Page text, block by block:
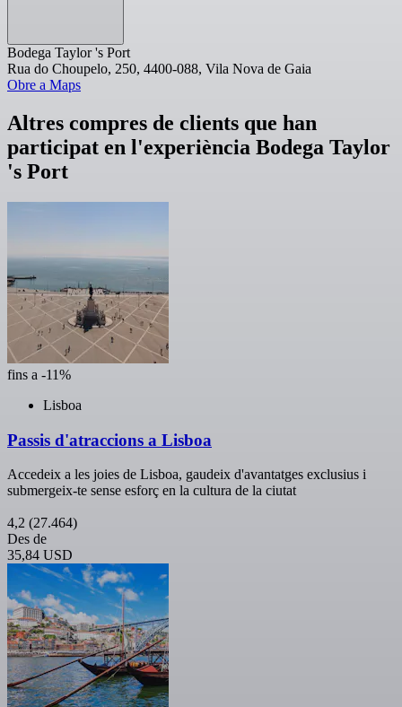
Bodega Taylor 's Port
Rua do Choupelo, 250, 4400-088, Vila Nova de Gaia
Obre a Maps
Altres compres de clients que han
participat en l'experiència Bodega Taylor
's Port
fins a -11%
Lisboa
Passis d'atraccions a Lisboa
Accedeix a les joies de Lisboa, gaudeix d'avantatges exclusius i
submergeix-te sense esforç en la cultura de la ciutat
4,2 (27.464)
Des de
35,84 USD